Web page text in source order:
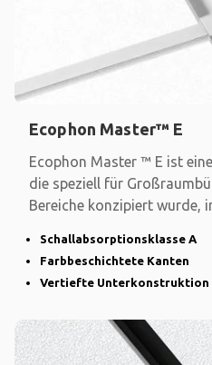
Ecophon Master™ E
Ecophon Master ™ E ist
die speziell für
Bereiche konzipiert wurde,
Schallabsorptionsklasse A
Farbbeschichtete Kanten
Vertiefte